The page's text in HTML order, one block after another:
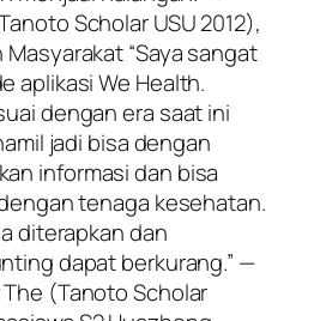
Scholar USU 2012),
“Saya sangat
aplikasi We Health.
dengan era saat ini
jadi bisa dengan
informasi dan bisa
tenaga kesehatan.
diterapkan dan
dapat berkurang.” —
(Tanoto Scholar